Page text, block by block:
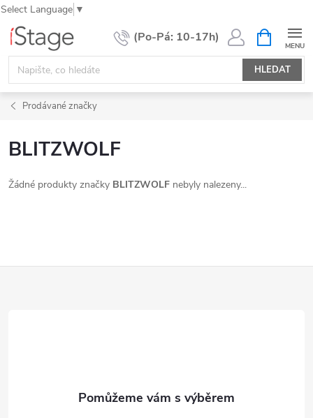
Select Language ▼
Přejít
obsah
HLEDAT
NÁKUPNÍ
KOŠÍK
Prodávané značky
BLITZWOLF
Žádné produkty značky BLITZWOLF nebyly nalezeny...